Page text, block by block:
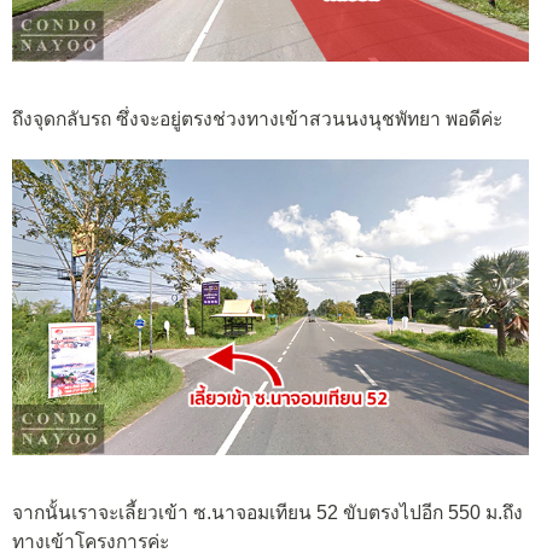
ถึงจุดกลับรถ ซึ่งจะอยู่ตรงช่วงทางเข้าสวนนงนุชพัทยา พอดีค่ะ
จากนั้นเราจะเลี้ยวเข้า ซ.นาจอมเทียน 52 ขับตรงไปอีก 550 ม.ถึง
ทางเข้าโครงการค่ะ